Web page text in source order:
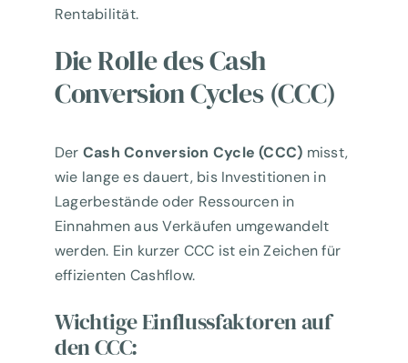
Rentabilität.
Die Rolle des Cash
Conversion Cycles (CCC)
Der Cash Conversion Cycle (CCC) misst,
wie lange es dauert, bis Investitionen in
Lagerbestände oder Ressourcen in
Einnahmen aus Verkäufen umgewandelt
werden. Ein kurzer CCC ist ein Zeichen für
effizienten Cashflow.
Wichtige Einflussfaktoren auf
den CCC: